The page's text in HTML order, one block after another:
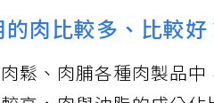
肉比較多、比較好
鬆、肉脯各種肉製品